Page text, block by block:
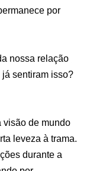
por
nossa relação
sentiram isso?
visão de mundo
leveza à trama.
durante a